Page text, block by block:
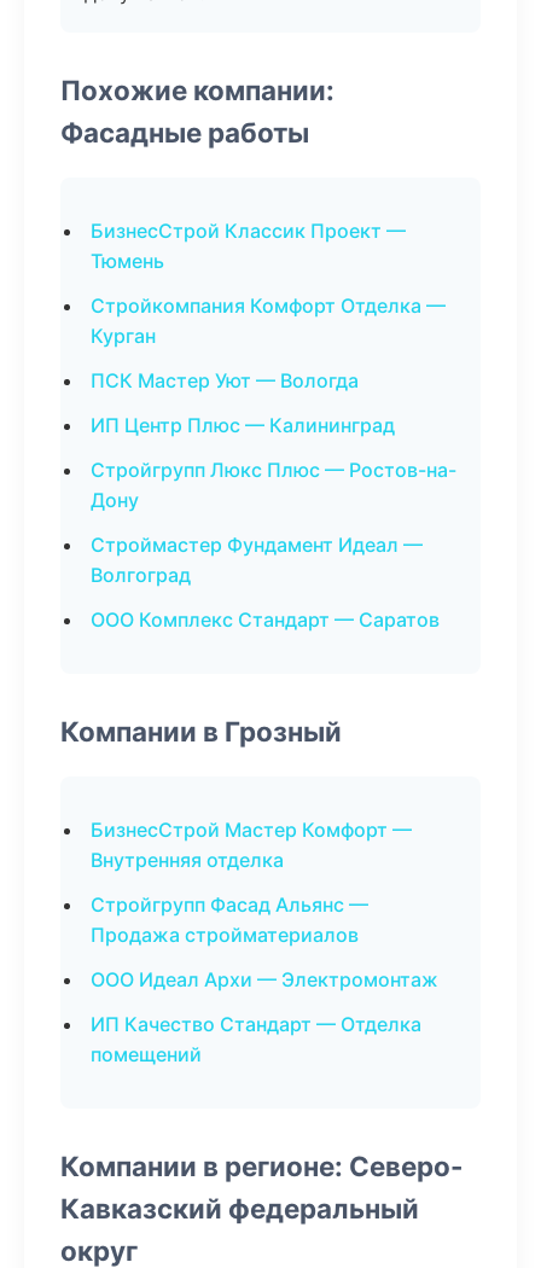
Похожие компании:
Фасадные работы
БизнесСтрой Классик Проект —
Тюмень
Стройкомпания Комфорт Отделка —
Курган
ПСК Мастер Уют — Вологда
ИП Центр Плюс — Калининград
Стройгрупп Люкс Плюс — Ростов-на-
Дону
Строймастер Фундамент Идеал —
Волгоград
ООО Комплекс Стандарт — Саратов
Компании в Грозный
БизнесСтрой Мастер Комфорт —
Внутренняя отделка
Стройгрупп Фасад Альянс —
Продажа стройматериалов
ООО Идеал Архи — Электромонтаж
ИП Качество Стандарт — Отделка
помещений
Компании в регионе: Северо-
Кавказский федеральный
округ